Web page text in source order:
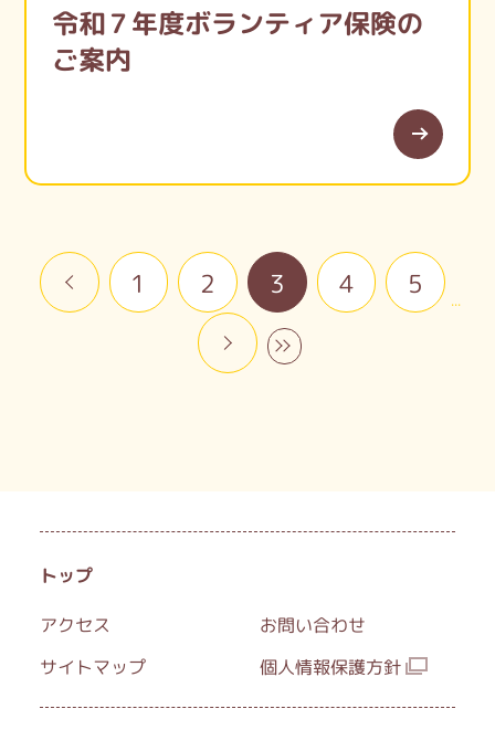
令和７年度ボランティア保険の
ご案内
« 1 2 3 4 5 ...
» »
トップ
アクセス
お問い合わせ
サイトマップ
個人情報保護方針